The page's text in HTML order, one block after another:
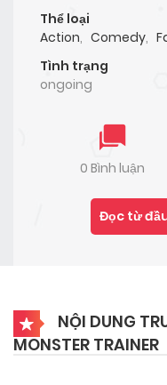
Thể loại
Action, Comedy,
Tình trạng
ongoing
0 Bình luận
Đọc từ
NỘI DUNG
MONSTER TRAINER